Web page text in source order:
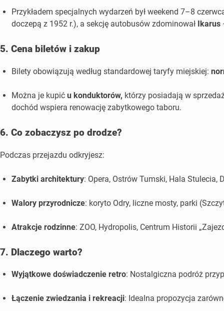
Przykładem specjalnych wydarzeń był weekend 7–8
doczepą z 1952 r.), a sekcję autobusów zdominował
Ikarus
5. Cena biletów i zakup
Bilety obowiązują według standardowej taryfy miejskiej:
Można je kupić u konduktorów, którzy posiadają w
dochód wspiera renowację zabytkowego taboru.
6. Co zobaczysz po drodze?
Podczas przejazdu odkryjesz:
Zabytki architektury: Opera, Ostrów Tumski, Hala Stulecia,
Walory przyrodnicze: koryto Odry, liczne mosty, parki
Atrakcje rodzinne: ZOO, Hydropolis, Centrum Historii
7. Dlaczego warto?
Wyjątkowe doświadczenie retro: Nostalgiczna podróż
Łączenie zwiedzania i rekreacji: Idealna propozycja